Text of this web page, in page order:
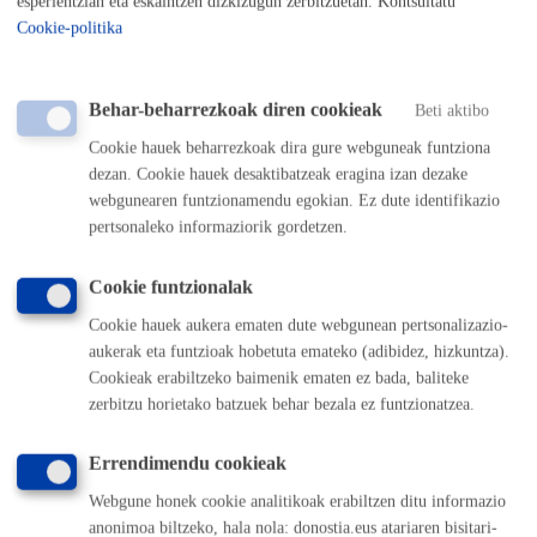
eta udalak igorritako dokumentuetan goiburuan agertzen
den espediente zenbakia sartu beharko da.
Alegazio guztiak bide honetatik egin behar dira ondoko
salbuespenak izan ezik:
Auzitegi Ekonomiko-Administratiboaren aurrean
erreklamatzea
Berraztertze errekurtsoak zerga arloan
Trafiko isunak: Alegazioak
Trafiko isuna: Zigorrak berraztertzeko errekurtsoak
Interesdunak edo bera ordezkatzeko baimena duenak.
Beste pertsona bat baimen dezakezu tramite hau zure
bete beharko duzu.
Ordezkaritza iraunkorragoa eman nahi baduzu,ordezkarien
Cookie-politika
Behar-beharrezkoak diren cookieak Beti aktibo
Cookie hauek beharrezkoak dira gure webguneak funtziona
dezan. Cookie hauek desaktibatzeak eragina izan dezake
webgunearen funtzionamendu egokian. Ez dute identifikazio
pertsonaleko informaziorik gordetzen.
Cookie funtzionalak
Cookie hauek aukera ematen dute webgunean pertsonalizazio-
aukerak eta funtzioak hobetuta emateko (adibidez, hizkuntza).
Cookieak erabiltzeko baimenik ematen ez bada, baliteke
zerbitzu horietako batzuek behar bezala ez funtzionatzea.
Errendimendu cookieak
Webgune honek cookie analitikoak erabiltzen ditu informazio
anonimoa biltzeko, hala nola: donostia.eus atariaren bisitari-